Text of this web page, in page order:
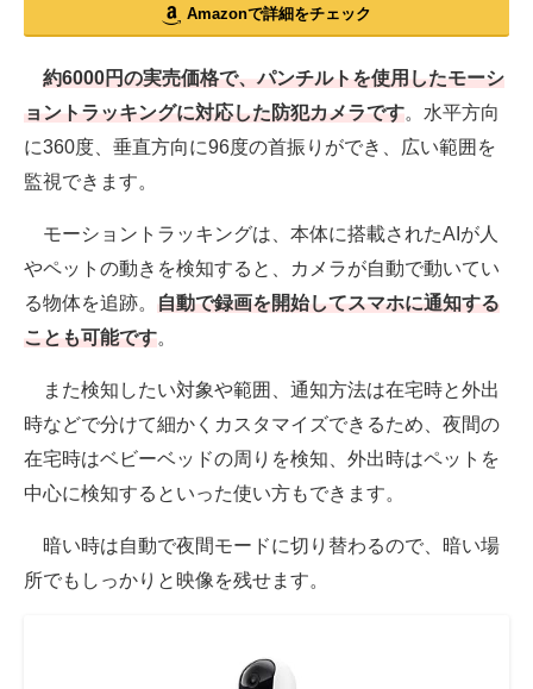
Amazonで詳細をチェック
約6000円の実売価格で、パンチルトを使用したモーシ
ョントラッキングに対応した防犯カメラです。水平方向
に360度、垂直方向に96度の首振りができ、広い範囲を
監視できます。
モーショントラッキングは、本体に搭載されたAIが人
やペットの動きを検知すると、カメラが自動で動いてい
る物体を追跡。 自動で録画を開始してスマホに通知する
ことも可能です。
また検知したい対象や範囲、通知方法は在宅時と外出
時などで分けて細かくカスタマイズできるため、夜間の
在宅時はベビーベッドの周りを検知、外出時はペットを
中心に検知するといった使い方もできます。
暗い時は自動で夜間モードに切り替わるので、暗い場
所でもしっかりと映像を残せます。